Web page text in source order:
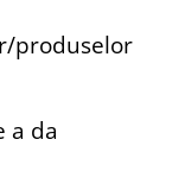
produselor
a da